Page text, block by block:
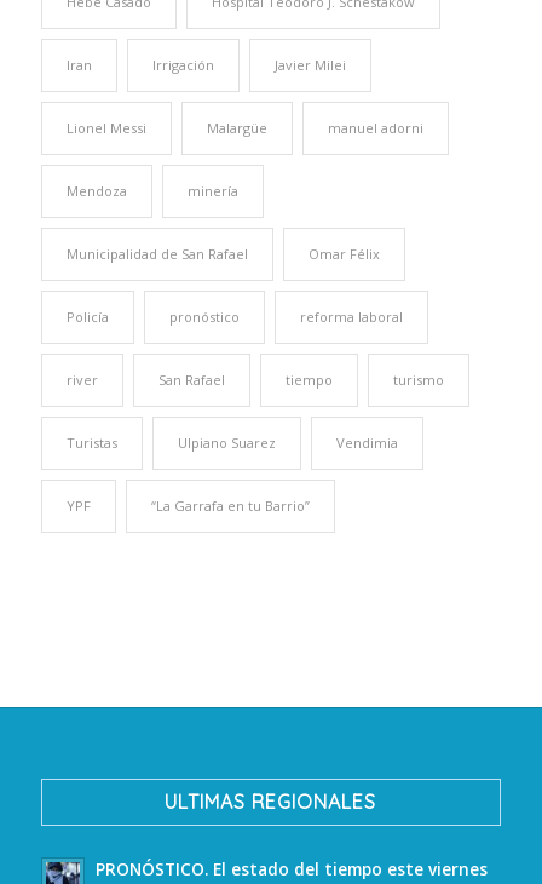
Iran Irrigación Javier Milei
Lionel Messi Malargüe manuel adorni
Mendoza minería
Municipalidad de San Rafael Omar Félix
Policía pronóstico reforma laboral
river San Rafael tiempo turismo
Turistas Ulpiano Suarez Vendimia
YPF “La Garrafa en tu Barrio”
ULTIMAS REGIONALES
PRONÓSTICO. El estado del tiempo este viernes